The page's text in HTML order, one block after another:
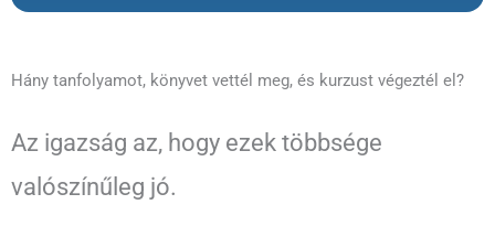
Hány tanfolyamot, könyvet vettél meg, és kurzust végeztél el?
Az igazság az, hogy ezek többsége
valószínűleg jó.